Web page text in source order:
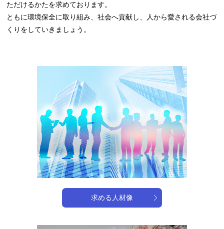
ただけるかたを求めております。
ともに環境保全に取り組み、社会へ貢献し、人から愛される会社づ
くりをしていきましょう。
求める人材像